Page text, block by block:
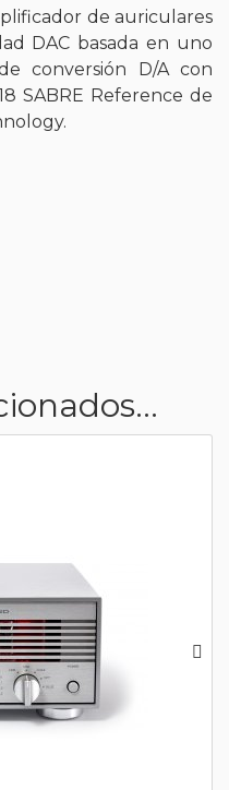
de auriculares
DAC basada en uno
conversión D/A con
SABRE Reference de